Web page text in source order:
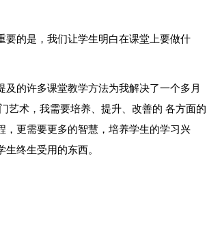
的是，我们让学生明白在课堂上要做什
的许多课堂教学方法为我解决了一个多月
艺术，我需要培养、提升、改善的 各方面的
更需要更多的智慧，培养学生的学习兴
终生受用的东西。